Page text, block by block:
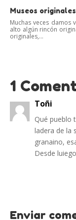
Museos
Muchas veces
alto algún rincón
originales,...
1
Toñi
Qué pueblo
ladera de la
granaino,
Desde
Enviar